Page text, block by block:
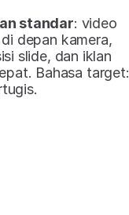
standar: video
depan kamera,
slide, dan iklan
Bahasa target: